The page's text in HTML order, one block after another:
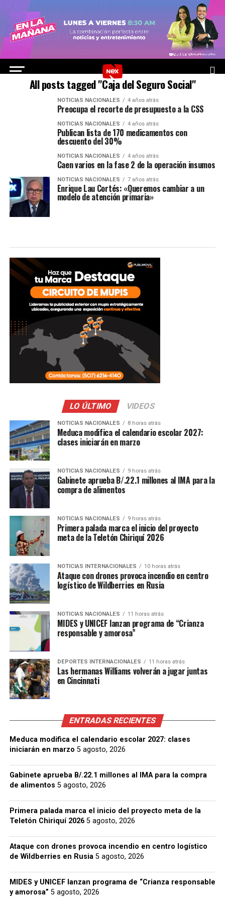
All posts tagged "Caja del Seguro Social"
NOTICIAS NACIONALES 4 años atrás
Preocupa el recorte de presupuesto a la CSS
NOTICIAS NACIONALES 4 años atrás
Publican lista de 170 medicamentos con
descuento del 30%
NOTICIAS NACIONALES 4 años atrás
Caen varios en la fase 2 de la operación insumos
NOTICIAS NACIONALES 7 años atrás
Enrique Lau Cortés: «Queremos cambiar a un
modelo de atención primaria»
LO ÚLTIMO VIDEOS
NOTICIAS NACIONALES 8 horas atrás
Meduca modifica el calendario escolar 2027:
clases iniciarán en marzo
NOTICIAS NACIONALES 9 horas atrás
Gabinete aprueba B/.22.1 millones al IMA para la
compra de alimentos
NOTICIAS NACIONALES 9 horas atrás
Primera palada marca el inicio del proyecto
meta de la Teletón Chiriquí 2026
NOTICIAS INTERNACIONALES 10 horas atrás
Ataque con drones provoca incendio en centro
logístico de Wildberries en Rusia
NOTICIAS NACIONALES 11 horas atrás
MIDES y UNICEF lanzan programa de “Crianza
responsable y amorosa”
DEPORTES INTERNACIONALES 11 horas atrás
Las hermanas Williams volverán a jugar juntas
en Cincinnati
ENTRADAS RECIENTES
Meduca modifica el calendario escolar 2027: clases
iniciarán en marzo 5 agosto, 2026
Gabinete aprueba B/.22.1 millones al IMA para la compra
de alimentos 5 agosto, 2026
Primera palada marca el inicio del proyecto meta de la
Teletón Chiriquí 2026 5 agosto, 2026
Ataque con drones provoca incendio en centro logístico
de Wildberries en Rusia 5 agosto, 2026
MIDES y UNICEF lanzan programa de “Crianza responsable
y amorosa” 5 agosto, 2026